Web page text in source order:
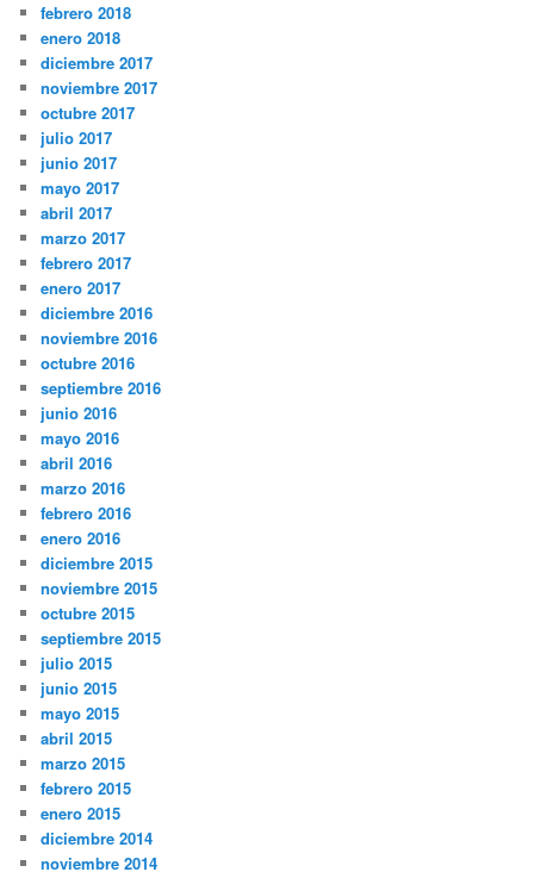
febrero 2018
enero 2018
diciembre 2017
noviembre 2017
octubre 2017
julio 2017
junio 2017
mayo 2017
abril 2017
marzo 2017
febrero 2017
enero 2017
diciembre 2016
noviembre 2016
octubre 2016
septiembre 2016
junio 2016
mayo 2016
abril 2016
marzo 2016
febrero 2016
enero 2016
diciembre 2015
noviembre 2015
octubre 2015
septiembre 2015
julio 2015
junio 2015
mayo 2015
abril 2015
marzo 2015
febrero 2015
enero 2015
diciembre 2014
noviembre 2014